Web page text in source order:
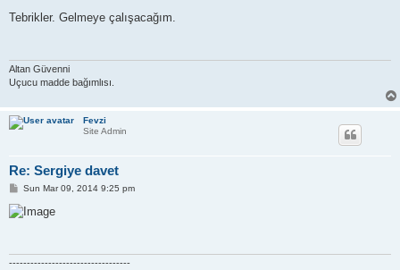
s
Tebrikler. Gelmeye çalışacağım.
Altan Güvenni
Uçucu madde bağımlısı.
Fevzi
Site Admin
Re: Sergiye davet
P
s
t
Sun Mar 09, 2014 9:25 pm
----------------------------------